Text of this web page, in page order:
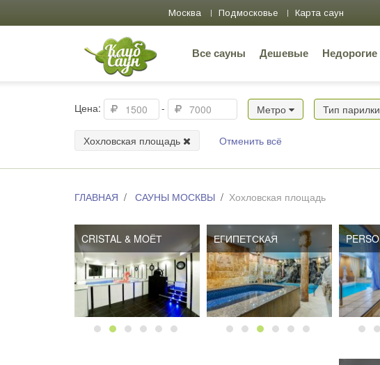
Москва Подмосковье Карта саун
Все сауны Дешевые Недорогие
Цена: - Метро Тип парилки
Хохловская площадь Отменить всё
ГЛАВНАЯ САУНЫ МОСКВЫ Хохловская площадь
CRISTAL & MOЁТ ЕГИПЕТСКАЯ